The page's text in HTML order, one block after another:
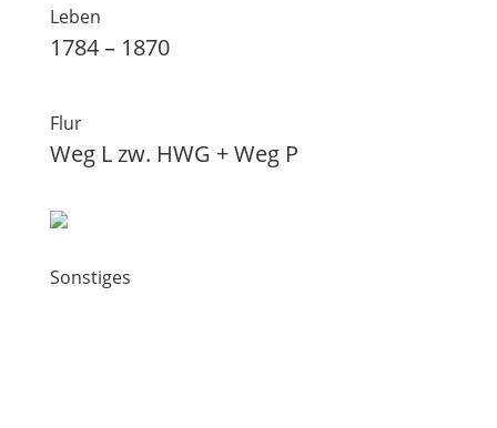
Leben
1784 – 1870
Flur
Weg L zw. HWG + Weg P
Sonstiges